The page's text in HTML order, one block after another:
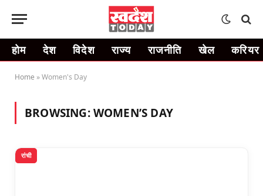
होम देश विदेश राज्य राजनीति खेल करियर
Home »Women's Day
BROWSING:WOMEN’S DAY
रांची